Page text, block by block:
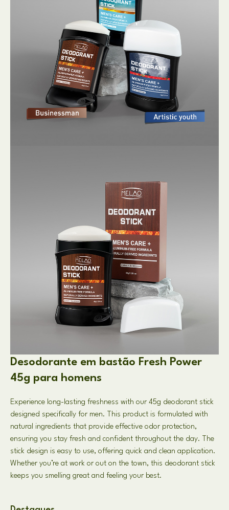
Desodorante em bastão Fresh Power
45g para homens
Experience long-lasting freshness with our 45g deodorant stick
designed specifically for men. This product is formulated with
natural ingredients that provide effective odor protection,
ensuring you stay fresh and confident throughout the day. The
stick design is easy to use, offering quick and clean application.
Whether you’re at work or out on the town, this deodorant stick
keeps you smelling great and feeling your best.